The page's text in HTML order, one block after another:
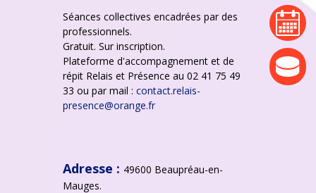
agenda
Séances collectives encadrées par des
professionnels.
Gratuit. Sur inscription.
Plateforme d'accompagnement et de
répit Relais et Présence au 02 41 75 49
33 ou par mail : contact.relais-
presence@orange.fr
Adresse : 49600 Beaupréau-en-
Mauges.